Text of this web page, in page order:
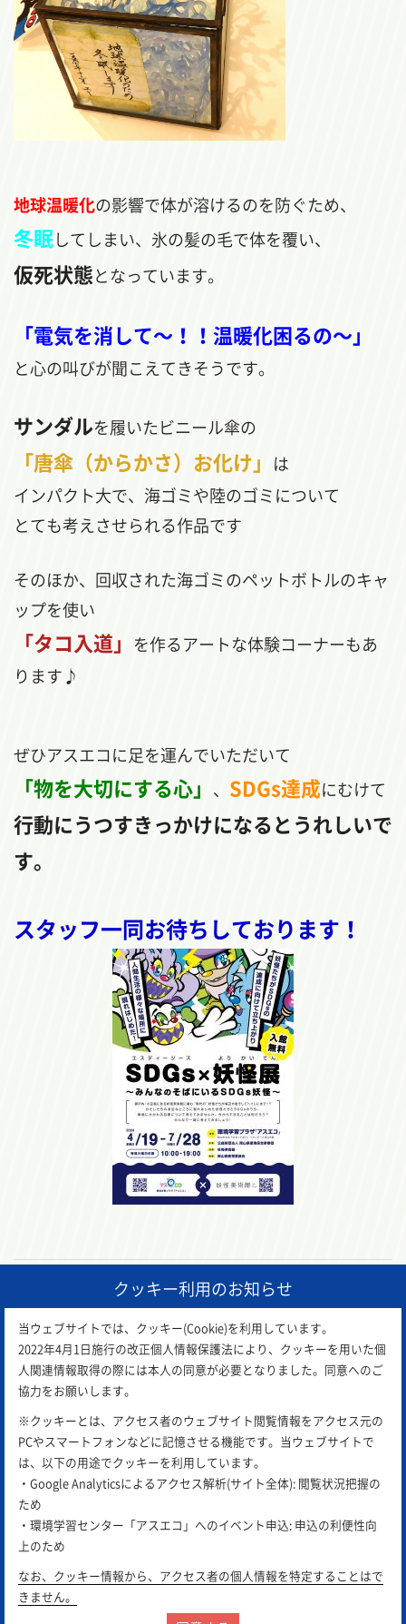
地球温暖化の影響で体が溶けるのを防ぐため、
冬眠してしまい、氷の髪の毛で体を覆い、
仮死状態となっています。
「電気を消して～！！温暖化困るの～」
と心の叫びが聞こえてきそうです。
サンダルを履いたビニール傘の
「唐傘（からかさ）お化け」 は
インパクト大で、海ゴミや陸のゴミについて
とても考えさせられる作品です
そのほか、回収された海ゴミのペットボトルのキャ
ップを使い
「タコ入道」 を作るアートな体験コーナーもあ
ります♪
ぜひアスエコに足を運んでいただいて
「物を大切にする心」 、 SDGs達成にむけて
行動にうつすきっかけになるとうれしいで
す。
スタッフ一同お待ちしております！
前の記事 一覧に戻る 次の記事
クッキー利用のお知らせ
当ウェブサイトでは、クッキー(Cookie)を利用しています。
2022年4月1日施行の改正個人情報保護法により、クッキーを用いた個
人関連情報取得の際には本人の同意が必要となりました。同意へのご
協力をお願いします。
※クッキーとは、アクセス者のウェブサイト閲覧情報をアクセス元の
PCやスマートフォンなどに記憶させる機能です。当ウェブサイトで
は、以下の用途でクッキーを利用しています。
・Google Analyticsによるアクセス解析(サイト全体): 閲覧状況把握の
ため
・環境学習センター「アスエコ」へのイベント申込: 申込の利便性向
上のため
なお、クッキー情報から、アクセス者の個人情報を特定することはで
きません。
アスエコは 公益財団法人 岡山県環境保全事業団が運営し
サイトポリシー プライバシーポリシー リンク集